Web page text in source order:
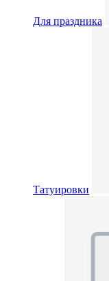
Для праздника
Татуировки